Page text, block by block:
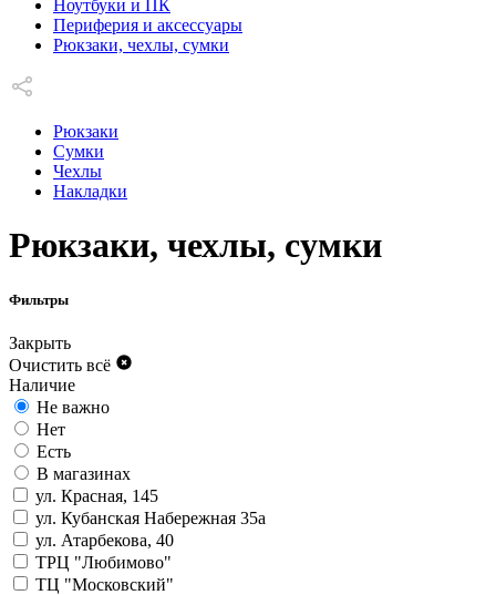
Ноутбуки и ПК
Периферия и аксессуары
Рюкзаки, чехлы, сумки
Рюкзаки
Сумки
Чехлы
Накладки
Рюкзаки, чехлы, сумки
Фильтры
Закрыть
Очистить всё
Наличие
Не важно
Нет
Есть
В магазинах
ул. Красная, 145
ул. Кубанская Набережная 35а
ул. Атарбекова, 40
ТРЦ "Любимово"
ТЦ "Московский"